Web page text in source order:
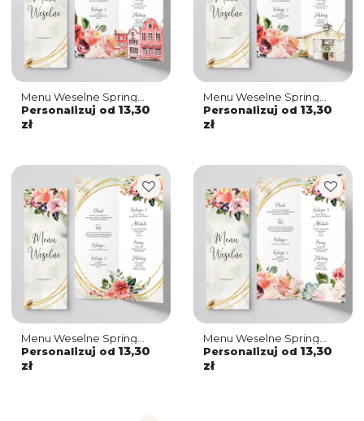
Menu Weselne Spring
Love - Motyw 5
Personalizuj od 13,30
zł
Menu Weselne Spring
Love - Motyw 4
Personalizuj od 13,30
zł
Menu Weselne Spring
Love - Motyw 3
Personalizuj od 13,30
zł
Menu Weselne Spring
Love - Motyw 2
Personalizuj od 13,30
zł